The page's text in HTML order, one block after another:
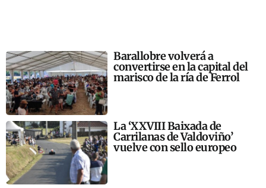
Barallobre volverá a
convertirse en la capital del
marisco de la ría de Ferrol
La ‘XXVIII Baixada de
Carrilanas de Valdoviño’
vuelve con sello europeo